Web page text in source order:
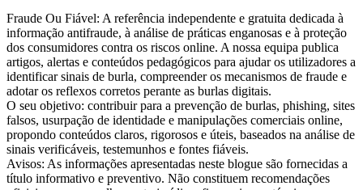
Fraude Ou Fiável: A referência independente e gratuita dedicada à
informação antifraude, à análise de práticas enganosas e à proteção
dos consumidores contra os riscos online. A nossa equipa publica
artigos, alertas e conteúdos pedagógicos para ajudar os utilizadores a
identificar sinais de burla, compreender os mecanismos de fraude e
adotar os reflexos corretos perante as burlas digitais.
O seu objetivo: contribuir para a prevenção de burlas, phishing, sites
falsos, usurpação de identidade e manipulações comerciais online,
propondo conteúdos claros, rigorosos e úteis, baseados na análise de
sinais verificáveis, testemunhos e fontes fiáveis.
Avisos: As informações apresentadas neste blogue são fornecidas a
título informativo e preventivo. Não constituem recomendações